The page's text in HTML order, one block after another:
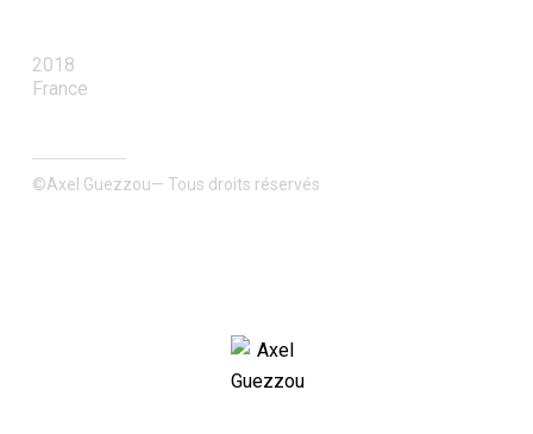
2018
France
©Axel Guezzou— Tous droits réservés